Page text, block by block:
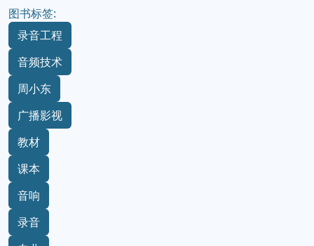
图书标签:
录音工程
音频技术
周小东
广播影视
教材
课本
音响
录音